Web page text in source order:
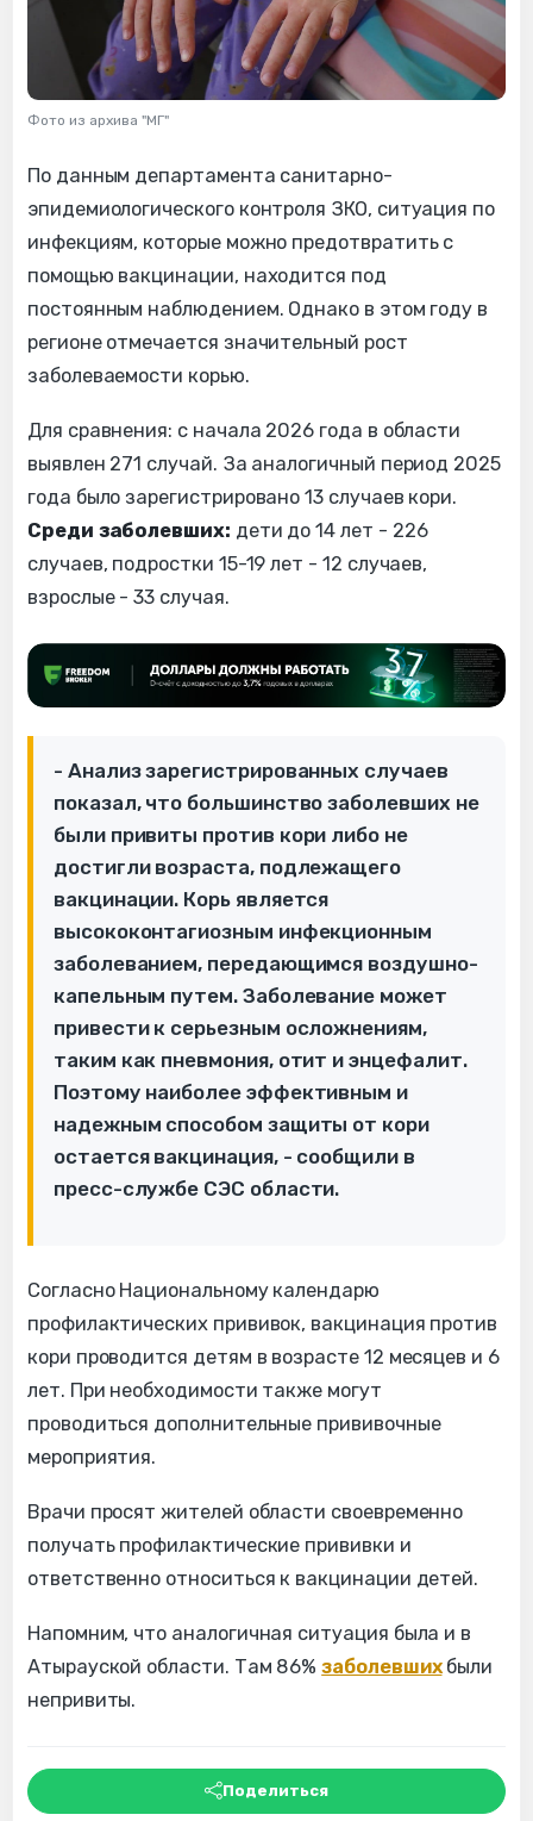
Фото из архива "МГ"
По данным департамента санитарно-
эпидемиологического контроля ЗКО, ситуация по
инфекциям, которые можно предотвратить с
помощью вакцинации, находится под
постоянным наблюдением. Однако в этом году в
регионе отмечается значительный рост
заболеваемости корью.
Для сравнения: с начала 2026 года в области
выявлен 271 случай. За аналогичный период 2025
года было зарегистрировано 13 случаев кори.
Среди заболевших: дети до 14 лет - 226
случаев, подростки 15-19 лет - 12 случаев,
взрослые - 33 случая.
- Анализ зарегистрированных случаев
показал, что большинство заболевших не
были привиты против кори либо не
достигли возраста, подлежащего
вакцинации. Корь является
высококонтагиозным инфекционным
заболеванием, передающимся воздушно-
капельным путем. Заболевание может
привести к серьезным осложнениям,
таким как пневмония, отит и энцефалит.
Поэтому наиболее эффективным и
надежным способом защиты от кори
остается вакцинация, - сообщили в
пресс-службе СЭС области.
Согласно Национальному календарю
профилактических прививок, вакцинация против
кори проводится детям в возрасте 12 месяцев и 6
лет. При необходимости также могут
проводиться дополнительные прививочные
мероприятия.
Врачи просят жителей области своевременно
получать профилактические прививки и
ответственно относиться к вакцинации детей.
Напомним, что аналогичная ситуация была и в
Атырауской области. Там 86%заболевшихбыли
непривиты.
Поделиться